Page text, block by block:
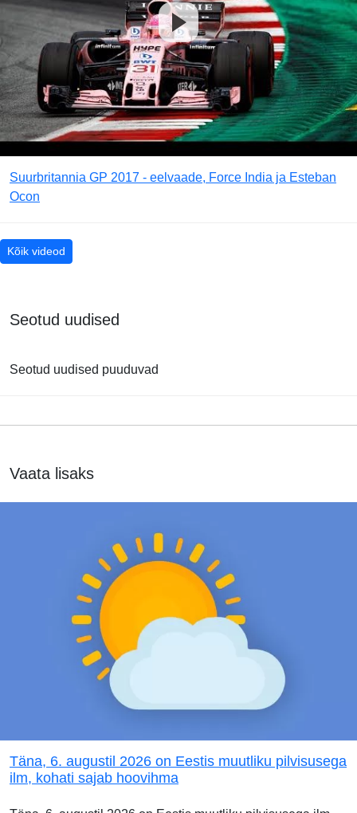
Suurbritannia GP 2017 - eelvaade, Force India ja Esteban
Ocon
Kõik videod
Seotud uudised
Seotud uudised puuduvad
Vaata lisaks
Täna, 6. augustil 2026 on Eestis muutliku pilvisusega
ilm, kohati sajab hoovihma